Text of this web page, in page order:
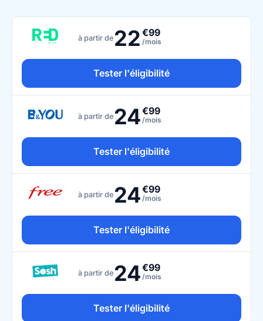
à partir de 22 €99
/mois
Tester l'éligibilité
à partir de 24€99
/mois
Tester l'éligibilité
à partir de 24€99
/mois
Tester l'éligibilité
à partir de 24€99
/mois
Tester l'éligibilité